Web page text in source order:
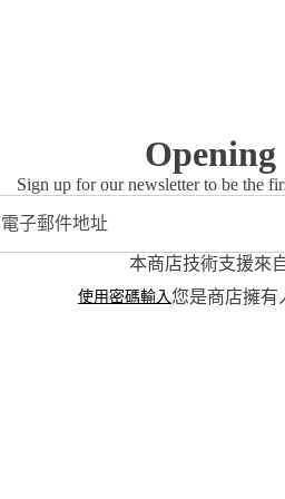
Opening
Sign up for our newsletter to be the
本商店技術支援來
使用密碼輸入您是商店擁有